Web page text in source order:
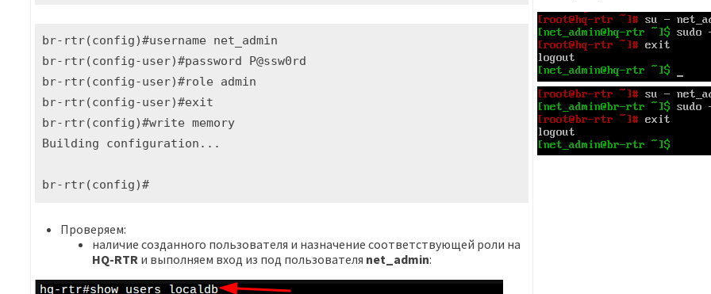
br-rtr(config)#username net_admin
br-rtr(config-user)#password P@ssw0rd
br-rtr(config-user)#role admin
br-rtr(config-user)#exit
br-rtr(config)#write memory
Building configuration...
br-rtr(config)#
Проверяем:
наличие созданного пользователя и назначение соответствующей роли на
HQ-RTR и выполняем вход из под пользователя net_admin: